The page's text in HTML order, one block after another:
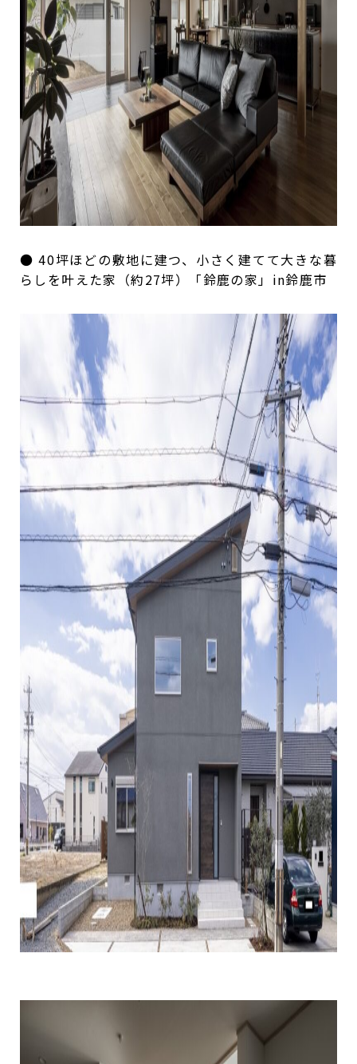
● 40坪ほどの敷地に建つ、小さく建てて大きな暮
らしを叶えた家（約27坪）「鈴鹿の家」in鈴鹿市